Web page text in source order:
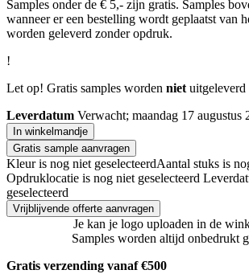
Samples onder de € 5,- zijn gratis. Samples
wanneer er een bestelling wordt geplaatst van
worden geleverd zonder opdruk.
!
Let op! Gratis samples worden nietuitgeleverd
Leverdatum Verwacht; maandag 17 augustus
In winkelmandje
Gratis sample aanvragen
Kleur is nog niet geselecteerdAantal stuks is
Opdruklocatie is nog niet geselecteerd
geselecteerd
Vrijblijvende offerte aanvragen
Je kan je logo uploaden in de
Samples worden altijd onbedrukt
Gratis verzending vanaf €500